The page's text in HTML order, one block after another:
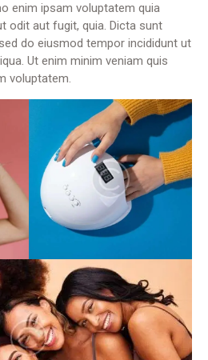
enim ipsam voluptatem quia
odit aut fugit, quia. Dicta sunt
do eiusmod tempor incididunt ut
Ut enim minim veniam quis
voluptatem.